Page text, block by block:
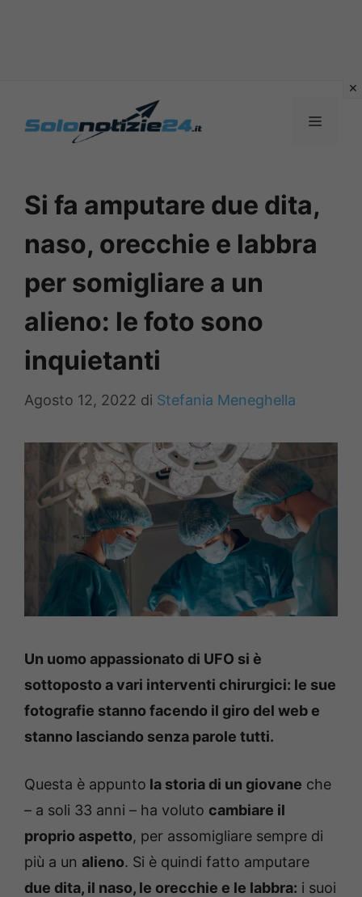
MENU
Si fa amputare due dita,
naso, orecchie e labbra
per somigliare a un
alieno: le foto sono
inquietanti
Agosto 12, 2022 di Stefania Meneghella
Un uomo appassionato di UFO si è
sottoposto a vari interventi chirurgici: le sue
fotografie stanno facendo il giro del web e
stanno lasciando senza parole tutti.
Questa è appunto la storia di un giovane che
– a soli 33 anni – ha voluto cambiare il
proprio aspetto, per assomigliare sempre di
più a un alieno. Si è quindi fatto amputare
due dita, il naso, le orecchie e le labbra: i suoi